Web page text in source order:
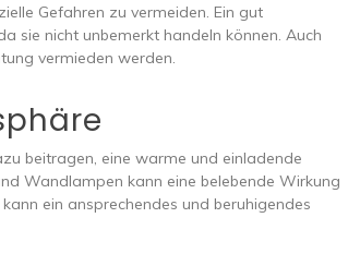
Gefahren zu vermeiden. Ein gut
sie nicht unbemerkt handeln können. Auch
vermieden werden.
beitragen, eine warme und einladende
Wandlampen kann eine belebende Wirkung
ein ansprechendes und beruhigendes